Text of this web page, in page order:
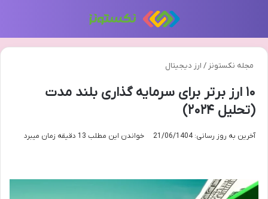
مجله نکستونز / ارز دیجیتال
۱۰ ارز برتر برای سرمایه گذاری بلند مدت
(تحلیل ۲۰۲۴)
آخرین به روز رسانی: 21/06/1404 خواندن این مطلب 13 دقیقه زمان میبرد